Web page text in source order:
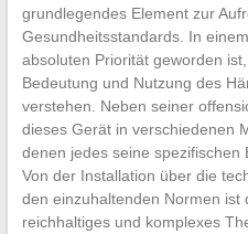
grundlegendes Element zur
Gesundheitsstandards. In
absoluten Priorität geworden
Bedeutung und Nutzung des
verstehen. Neben seiner
dieses Gerät in verschiedenen
denen jedes seine spezifischen
Von der Installation über die
den einzuhaltenden Normen ist
reichhaltiges und komplexes